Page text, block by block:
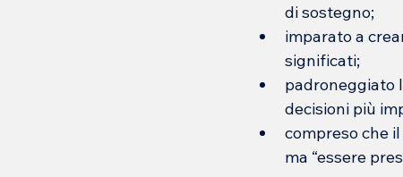
di sostegno;
imparato a
significati;
padroneggiato
decisioni più
compreso che il
ma “essere